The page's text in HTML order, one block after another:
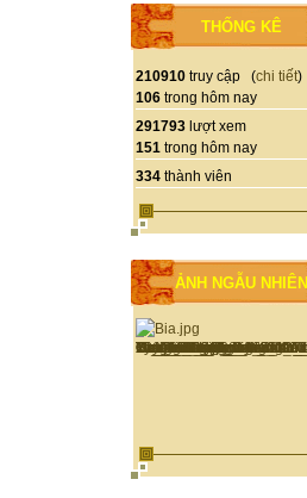
THỐNG KÊ
210910 truy cập (chi tiết)
106 trong hôm nay
291793 lượt xem
151 trong hôm nay
334 thành viên
ẢNH NGẪU NHIÊN